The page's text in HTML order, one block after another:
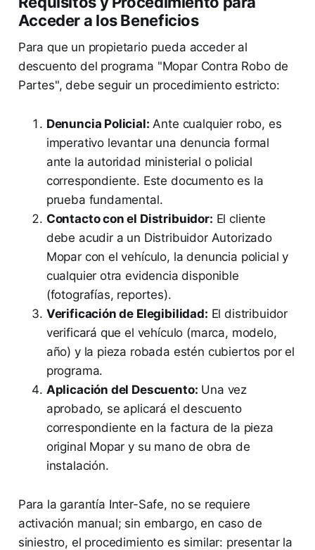
Acceder a los Beneficios
Para que un propietario pueda acceder al
descuento del programa "Mopar Contra Robo de
Partes", debe seguir un procedimiento estricto:
Denuncia Policial: Ante cualquier robo, es
imperativo levantar una denuncia formal
ante la autoridad ministerial o policial
correspondiente. Este documento es la
prueba fundamental.
Contacto con el Distribuidor: El cliente
debe acudir a un Distribuidor Autorizado
Mopar con el vehículo, la denuncia policial y
cualquier otra evidencia disponible
(fotografías, reportes).
Verificación de Elegibilidad: El distribuidor
verificará que el vehículo (marca, modelo,
año) y la pieza robada estén cubiertos por el
programa.
Aplicación del Descuento: Una vez
aprobado, se aplicará el descuento
correspondiente en la factura de la pieza
original Mopar y su mano de obra de
instalación.
Para la garantía Inter-Safe, no se requiere
activación manual; sin embargo, en caso de
siniestro, el procedimiento es similar: presentar la